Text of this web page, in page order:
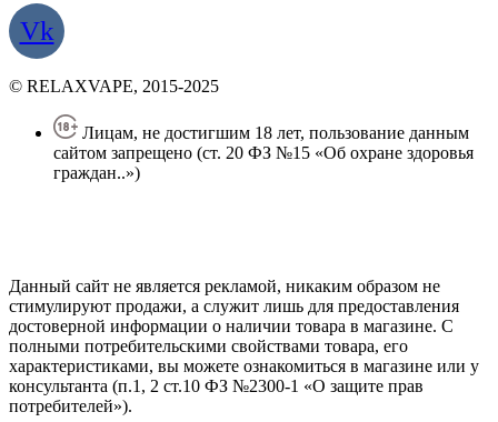
Vk
© RELAXVAPE, 2015-2025
Лицам, не достигшим 18 лет, пользование данным
сайтом запрещено (ст. 20 ФЗ №15 «Об охране здоровья
граждан..»)
Данный сайт не является рекламой, никаким образом не
стимулируют продажи, а служит лишь для предоставления
достоверной информации о наличии товара в магазине. С
полными потребительскими свойствами товара, его
характеристиками, вы можете ознакомиться в магазине или у
консультанта (п.1, 2 ст.10 ФЗ №2300-1 «О защите прав
потребителей»).